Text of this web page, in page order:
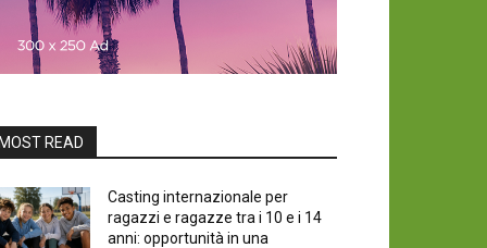
READ
Casting internazionale per
ragazzi e ragazze tra i 10 e i 14
anni: opportunità in una